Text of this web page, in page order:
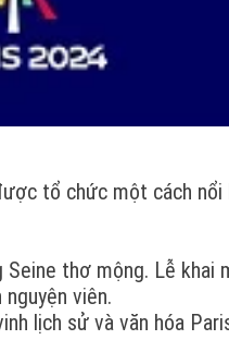
tổ chức một cách nổi
thơ mộng. Lễ khai
viên.
lịch sử và văn hóa